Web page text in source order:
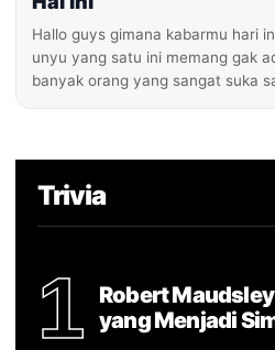
Hallo guys gimana kabarmu hari
unyu yang satu ini memang gak
banyak orang yang sangat suka
Trivia
1
Robert
yang Menjadi